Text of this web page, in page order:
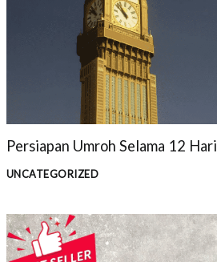
Persiapan Umroh Selama 12 Hari
UNCATEGORIZED